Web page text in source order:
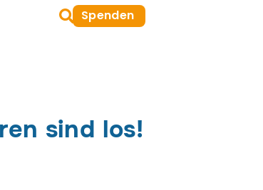
Suche
oeffnen
Spenden
sind los!